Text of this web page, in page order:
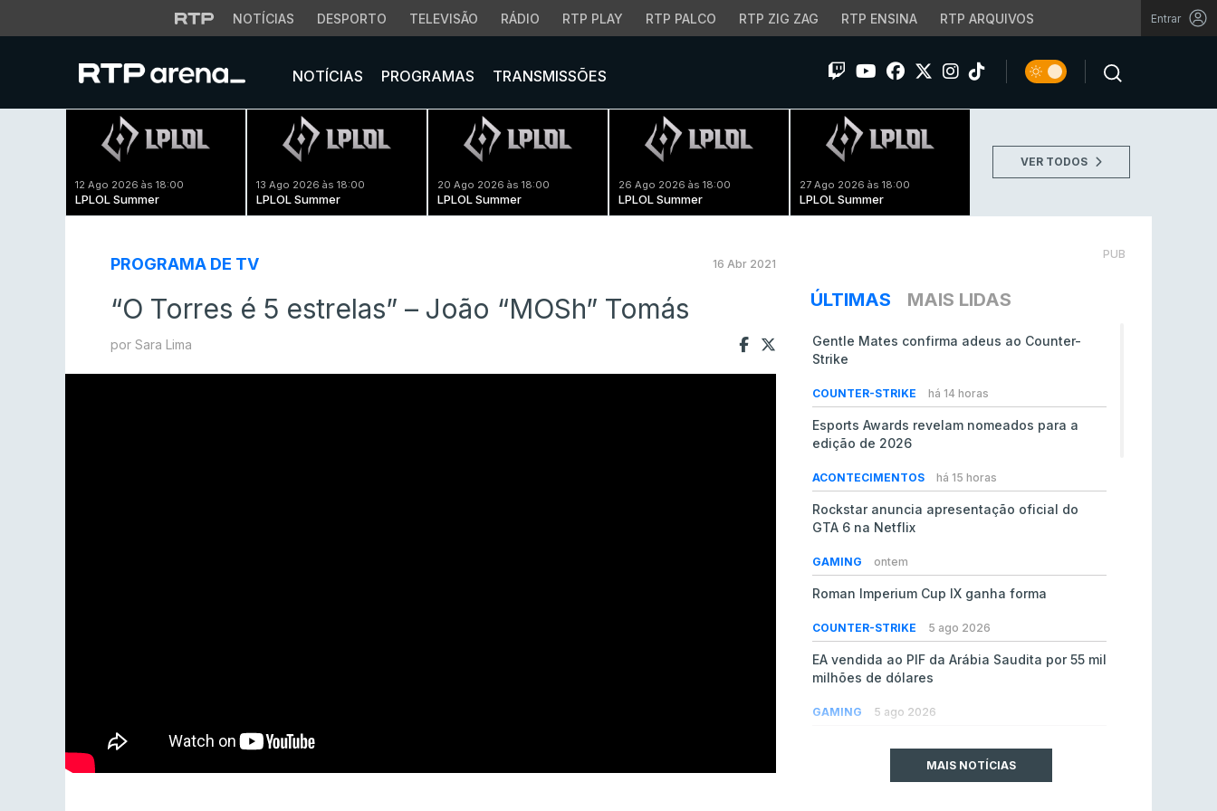
NOTÍCIAS DESPORTO TELEVISÃO RÁDIO RTP PLAY RTP PALCO RTP ZIG ZAG RTP ENSINA RTP ARQUIVOS Entrar
NOTÍCIAS PROGRAMAS TRANSMISSÕES
12 Ago 2026 às 18:00
LPLOL Summer
13 Ago 2026 às 18:00
LPLOL Summer
20 Ago 2026 às 18:00
LPLOL Summer
26 Ago 2026 às 18:00
LPLOL Summer
27 Ago 2026 às 18:00
LPLOL Summer
VER TODOS
PROGRAMA DE TV 16 Abr 2021
“O Torres é 5 estrelas” – João “MOSh” Tomás
por Sara Lima
PUB
ÚLTIMAS MAIS LIDAS
Gentle Mates confirma adeus ao Counter-
Strike
COUNTER-STRIKE há 14 horas
Esports Awards revelam nomeados para a
edição de 2026
ACONTECIMENTOS há 15 horas
Rockstar anuncia apresentação oficial do
GTA 6 na Netflix
GAMING ontem
Roman Imperium Cup IX ganha forma
COUNTER-STRIKE 5 ago 2026
EA vendida ao PIF da Arábia Saudita por 55 mil
milhões de dólares
GAMING 5 ago 2026
MAIS NOTÍCIAS